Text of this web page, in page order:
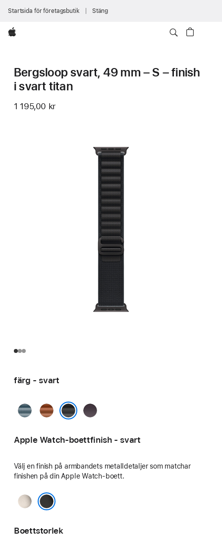
Startsida för företagsbutik Stäng
Apple
Bergsloop svart, 49 mm – S – finish
i svart titan
1 195,00 kr
färg - svart
ljusblåterrakotta indigo
Apple Watch-boettfinish - svart
Välj en finish på armbandets metalldetaljer som matchar
finishen på din Apple Watch-boett.
naturlig
Boettstorlek